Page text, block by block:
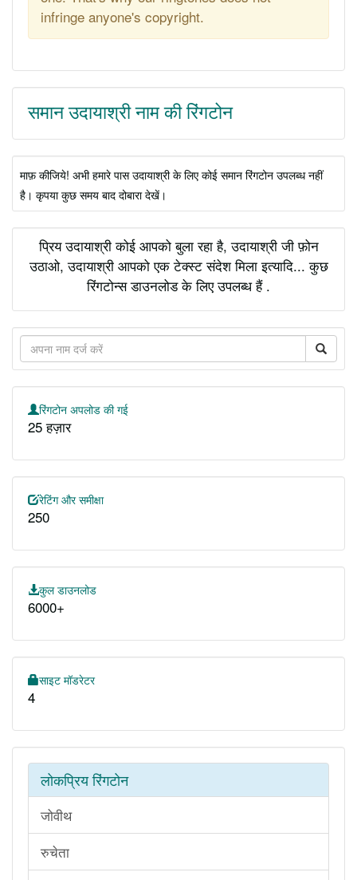
infringe anyone's copyright.
समान उदायाश्री नाम की रिंगटोन
माफ़ कीजिये! अभी हमारे पास उदायाश्री के लिए कोई समान रिंगटोन उपलब्ध नहीं
है। कृपया कुछ समय बाद दोबारा देखें।
प्रिय उदायाश्री कोई आपको बुला रहा है, उदायाश्री जी फ़ोन
उठाओ, उदायाश्री आपको एक टेक्स्ट संदेश मिला इत्यादि... कुछ
रिंगटोन्स डाउनलोड के लिए उपलब्ध हैं .
रिंगटोन अपलोड की गई
25 हज़ार
रेटिंग और समीक्षा
250
कुल डाउनलोड
6000+
साइट मॉडरेटर
4
लोकप्रिय रिंगटोन
जोवीथ
रुचेता